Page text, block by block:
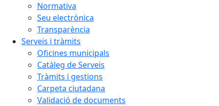
Normativa
Seu electrònica
Transparència
Serveis i tràmits
Oficines municipals
Catàleg de Serveis
Tràmits i gestions
Carpeta ciutadana
Validació de documents